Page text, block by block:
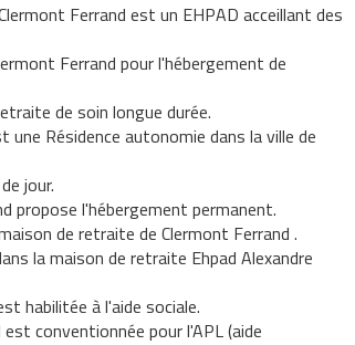
Ferrand est un EHPAD acceillant des
Ferrand pour l'hébergement de
de soin longue durée.
une Résidence autonomie dans la ville de
jour.
propose l'hébergement permanent.
de retraite de Clermont Ferrand .
la maison de retraite Ehpad Alexandre
habilitée à l'aide sociale.
conventionnée pour l'APL (aide